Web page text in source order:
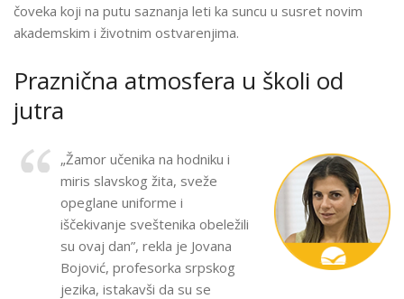
čoveka koji na putu saznanja leti ka suncu u susret novim
akademskim i životnim ostvarenjima.
Praznična atmosfera u školi od
jutra
„Žamor učenika na hodniku i
miris slavskog žita, sveže
opeglane uniforme i
iščekivanje sveštenika obeležili
su ovaj dan”, rekla je Jovana
Bojović, profesorka srpskog
jezika, istakavši da su se